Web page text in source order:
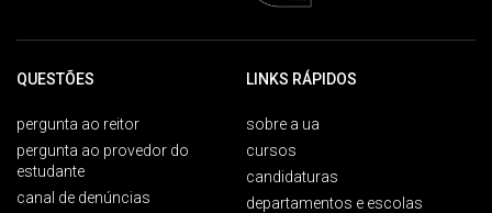
QUESTÕES
pergunta ao reitor
pergunta ao provedor do
estudante
canal de denúncias
LINKS RÁPIDOS
sobre a ua
cursos
candidaturas
departamentos e escolas